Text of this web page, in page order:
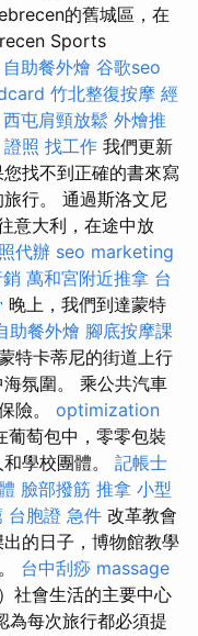
的舊城區，在
Sports
自助餐外燴 谷歌seo
竹北整復按摩 經
西屯肩頸放鬆 外燴推
照 找工作 我們更新
找不到正確的書來寫
行。 通過斯洛文尼
意大利，在途中放
代辦 seo marketing
萬和宮附近推拿 台
晚上，我們到達蒙特
助餐外燴 腳底按摩課
特卡蒂尼的街道上行
氛圍。 乘公共汽車
險。 optimization
葡萄包中，零零包裝
學校團體。 記帳士
臉部撥筋 推拿 小型
台胞證 急件 改革教會
的日子，博物館教學
台中刮痧 massage
社會生活的主要中心
為每次旅行都必須提